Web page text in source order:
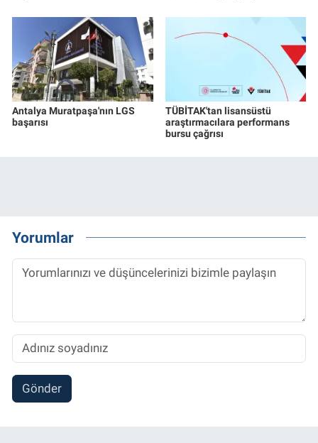
Antalya Muratpaşa'nın LGS
başarısı
TÜBİTAK'tan lisansüstü
araştırmacılara performans
bursu çağrısı
Yorumlar
Gönder